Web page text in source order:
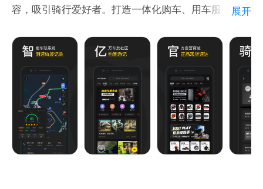
容，吸引骑行爱好者。打造一体化购车、用车服务，涵
等。利用车联网工具为用户提供精准数据并伴随整个骑
行生涯，打通整个骑行链路。
【摩托车智能工具】：骑行记录、测速、胎压监测、语
音对讲、位置组队、智能车联网硬件
【车型数据】：市面上所有车型的详细数据，从图片到
视频到全国各地经销商丰富全面。更有车型大数据让你
展开